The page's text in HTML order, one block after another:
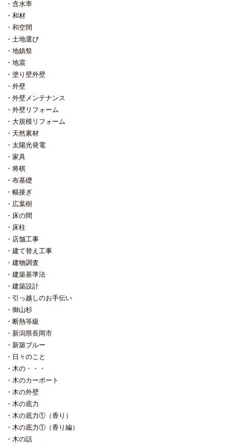
性が有るかと思います。 弊社は
見た目の温かみを出すために木の
外壁はお勧めしています。 ただ
し、 ・無塗装の場合、均一にグレ
ーに染まるまでの間汚らしく見え
る期間を我慢できるか。 ・塗装す
るのであれば一定期間でメンテナ
ンスが必要 これをご理解いただか
ないといけません。 弊社の場合、
木の外壁を張る時はメンテナンス
コストを抑える為に大袈裟な足場
を必要としない範囲でご提案して
います。 ↓工事中の２世帯住宅。
唐松の外壁材。赤身が強いです。
↓横張部分は唐松。縦張り部分はピ
ーラー。いずれも塗装を掛けてい
プルハート。柱はパドックです。
いずれも撥水塗装しています。 ↓
これがセコイアレッドウッドの外
壁。世界一背が高くなる木です。
含水率
和材
和空間
土地選び
地鎮祭
地震
塗り壁外壁
外壁
外壁メンテナンス
外壁リフォーム
大規模リフォーム
天然素材
太陽光発電
家具
将棋
布基礎
幅接ぎ
広葉樹
床の間
床柱
店舗工事
建て替え工事
建物調査
建築基準法
建築設計
引っ越しのお手伝い
御山杉
断熱等級
新潟県長岡市
新築ブルー
日々のこと
木の・・・
木のカーポート
木の外壁
木の底力
木の底力①（香り）
木の底力①（香り編）
木の話